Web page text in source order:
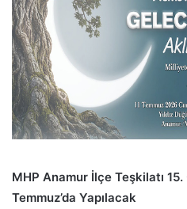
MHP Anamur İlçe Teşkilatı
Temmuz’da Yapılacak